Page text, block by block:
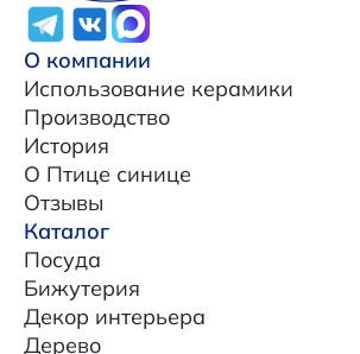
О компании
Использование керамики
Производство
История
О Птице синице
Отзывы
Каталог
Посуда
Бижутерия
Декор интерьера
Дерево